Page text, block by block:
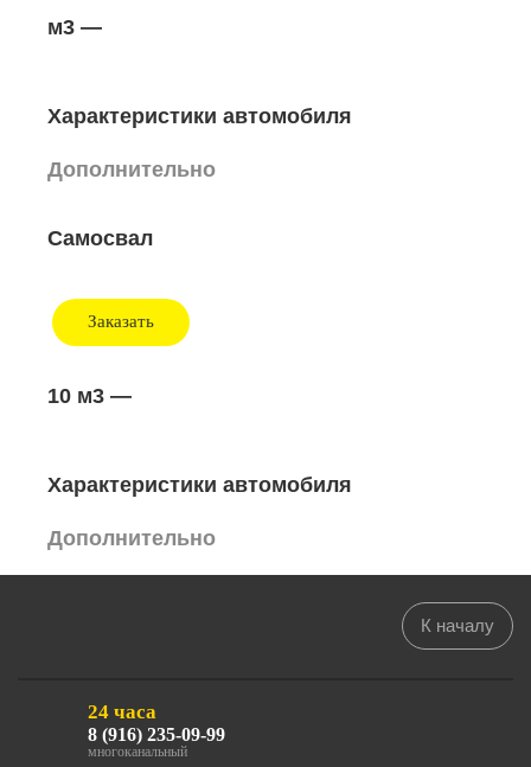
м3 —
Характеристики автомобиля
Дополнительно
Самосвал
Заказать
10 м3 —
Характеристики автомобиля
Дополнительно
К началу
24 часа
8 (916) 235-09-99
многоканальный